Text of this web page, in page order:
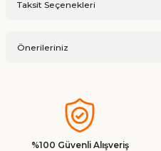
Taksit Seçenekleri
Önerileriniz
konularda yetersiz
kullanarak tarafımıza
Görüş ve önerileriniz için
%100 Güvenli Alışveriş